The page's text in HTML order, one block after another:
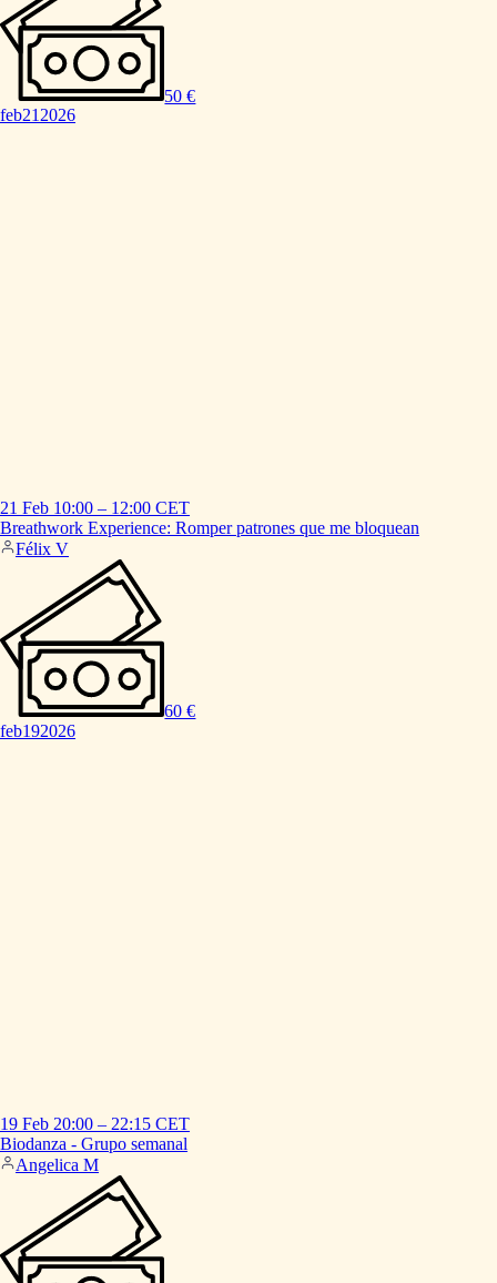
50 €
feb21 2026
21 Feb 10:00 – 12:00 CET
Breathwork Experience: Romper patrones que me bloquean
Félix V
60 €
feb192026
19 Feb 20:00 – 22:15 CET
Biodanza - Grupo semanal
Angelica M